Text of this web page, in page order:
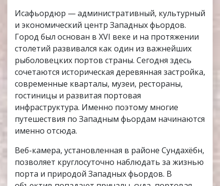
Исафьордюр — административный, культурный
и экономический центр Западных фьордов.
Город был основан в XVI веке и на протяжении
столетий развивался как один из важнейших
рыболовецких портов страны. Сегодня здесь
сочетаются историческая деревянная застройка,
современные кварталы, музеи, рестораны,
гостиницы и развитая портовая
инфраструктура. Именно поэтому многие
путешествия по Западным фьордам начинаются
именно отсюда.
Веб-камера, установленная в районе Сундахёбн,
позволяет круглосуточно наблюдать за жизнью
порта и природой Западных фьордов. В